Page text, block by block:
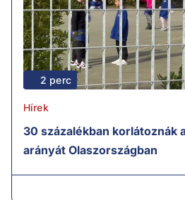
2 perc
Hírek
30 százalékban korlátoznák
arányát Olaszországban